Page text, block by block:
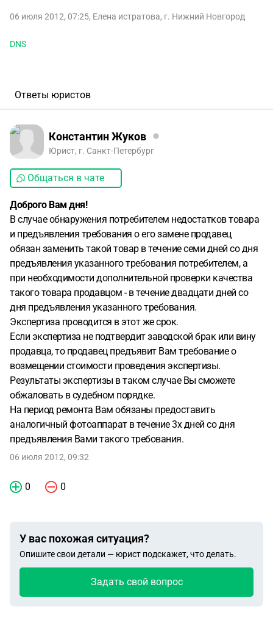
магазин - не работает с просьбой обменять на другой
в течени 2-3 дней позвонят и скажут решение по обмену.
устраивает. Я им не пользовалась ни дня. Законно ли это?
будет если завод изготовитель не признает заводской
брак?
06 июля 2012, 07:25, Елена истратова, г. Нижний Новгород
DNS
Ответы юристов
Константин Жуков
Юрист, г. Санкт-Петербург
Общаться в чате
Доброго Вам дня!
В случае обнаружения потребителем недостатков товара
и предъявления требования о его замене продавец
обязан заменить такой товар в течение семи дней со дня
предъявления указанного требования потребителем, а
при необходимости дополнительной проверки качества
такого товара продавцом - в течение двадцати дней со
дня предъявления указанного требования.
Экспертиза проводится в этот же срок.
Если экспертиза не подтвердит заводской брак или вину
продавца, то продавец предъявит Вам требование о
возмещении стоимости проведения экспертизы.
Результаты экспертизы в таком случае Вы сможете
обжаловать в судебном порядке.
На период ремонта Вам обязаны предоставить
аналогичный фотоаппарат в течение 3х дней со дня
предъявления Вами такого требования.
06 июля 2012, 09:32
0 0
У вас похожая ситуация?
Опишите свои детали — юрист подскажет, что делать.
Задать свой вопрос